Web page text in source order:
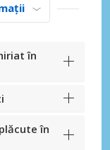
în
în